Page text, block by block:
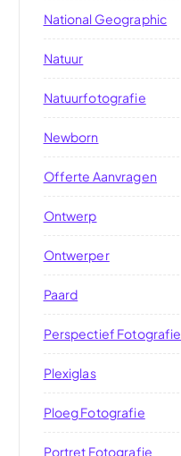
National Geographic
Natuur
Natuurfotografie
Newborn
Offerte Aanvragen
Ontwerp
Ontwerper
Paard
Perspectief Fotografie
Plexiglas
Ploeg Fotografie
Portret Fotografie